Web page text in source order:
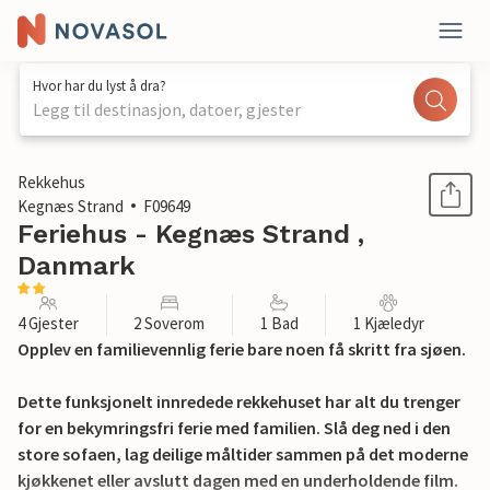
Hvor har du lyst å dra?
Legg til destinasjon, datoer, gjester
1 / 22
Rekkehus
Kegnæs Strand
F09649
Feriehus - Kegnæs Strand ,
Danmark
4 Gjester 2 Soverom 1 Bad 1 Kjæledyr
Opplev en familievennlig ferie bare noen få skritt fra sjøen.
Dette funksjonelt innredede rekkehuset har alt du trenger
for en bekymringsfri ferie med familien. Slå deg ned i den
store sofaen, lag deilige måltider sammen på det moderne
kjøkkenet eller avslutt dagen med en underholdende film.